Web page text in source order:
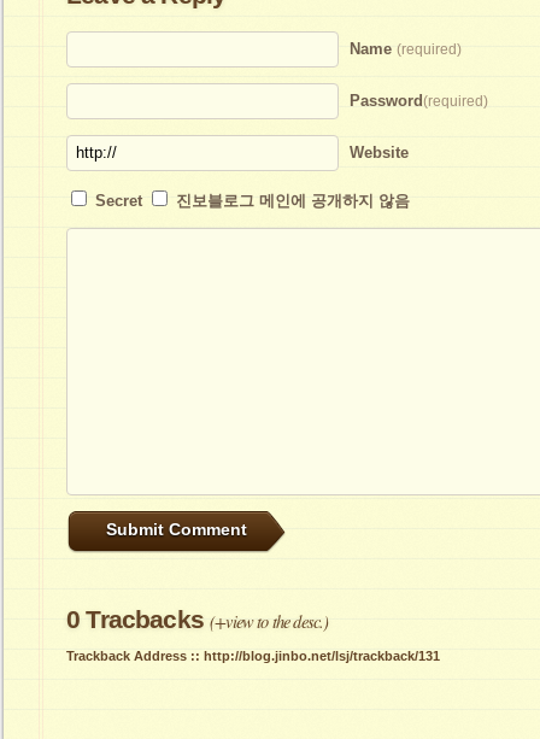
Name (required)
Password(required)
Website
Secret 진보블로그 메인에 공개하지 않음
0 Tracbacks (+view to the desc.)
Trackback Address :: http://blog.jinbo.net/lsj/trackback/131